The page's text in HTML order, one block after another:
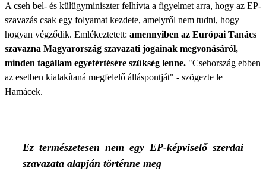
A cseh bel- és külügyminiszter felhívta a figyelmet arra, hogy az EP-
szavazás csak egy folyamat kezdete, amelyről nem tudni, hogy
hogyan végződik. Emlékeztetett: amennyiben az Európai Tanács
szavazna Magyarország szavazati jogainak megvonásáról,
minden tagállam egyetértésére szükség lenne. "Csehország ebben
az esetben kialakítaná megfelelő álláspontját" - szögezte le
Hamácek.
Ez természetesen nem egy EP-képviselő szerdai
szavazata alapján történne meg